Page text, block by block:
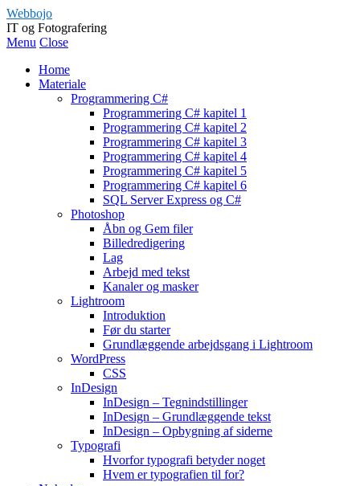
Webbojo
IT og Fotografering
Menu Close
Home
Materiale
Programmering C#
Programmering C# kapitel 1
Programmering C# kapitel 2
Programmering C# kapitel 3
Programmering C# kapitel 4
Programmering C# kapitel 5
Programmering C# kapitel 6
SQL Server Express og C#
Photoshop
Åbn og Gem filer
Billedredigering
Lag
Arbejd med tekst
Kanaler og masker
Lightroom
Introduktion
Før du starter
Grundlæggende arbejdsgang i Lightroom
WordPress
CSS
InDesign
InDesign – Tegnindstillinger
InDesign – Grundlæggende tekst
InDesign – Opbygning af siderne
Typografi
Hvorfor typografi betyder noget
Hvem er typografien til for?